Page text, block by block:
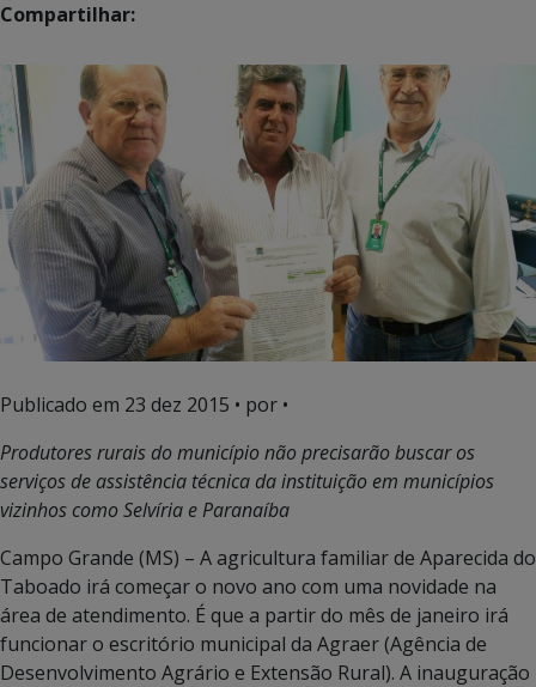
Compartilhar:
Publicado em 23 dez 2015 • por •
Produtores rurais do município não precisarão buscar os
serviços de assistência técnica da instituição em municípios
vizinhos como Selvíria e Paranaíba
Campo Grande (MS) – A agricultura familiar de Aparecida do
Taboado irá começar o novo ano com uma novidade na
área de atendimento. É que a partir do mês de janeiro irá
funcionar o escritório municipal da Agraer (Agência de
Desenvolvimento Agrário e Extensão Rural). A inauguração